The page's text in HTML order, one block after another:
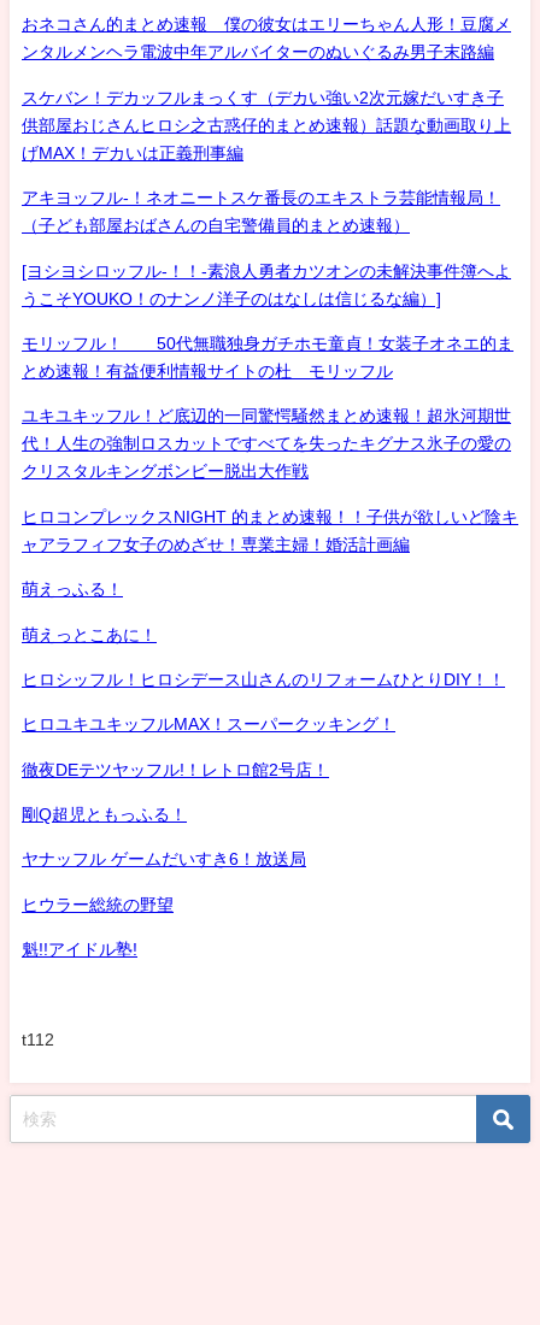
おネコさん的まとめ速報 僕の彼女はエリーちゃん人形！豆腐メ
ンタルメンヘラ電波中年アルバイターのぬいぐるみ男子末路編
スケバン！デカッフルまっくす（デカい強い2次元嫁だいすき子
供部屋おじさんヒロシ之古惑仔的まとめ速報）話題な動画取り上
げMAX！デカいは正義刑事編
アキヨッフル-！ネオニートスケ番長のエキストラ芸能情報局！
（子ども部屋おばさんの自宅警備員的まとめ速報）
[ヨシヨシロッフル-！！-素浪人勇者カツオンの未解決事件簿へよ
うこそYOUKO！のナンノ洋子のはなしは信じるな編）]
モリッフル！ 50代無職独身ガチホモ童貞！女装子オネエ的ま
とめ速報！有益便利情報サイトの杜 モリッフル
ユキユキッフル！ど底辺的一同驚愕騒然まとめ速報！超氷河期世
代！人生の強制ロスカットですべてを失ったキグナス氷子の愛の
クリスタルキングボンビー脱出大作戦
ヒロコンプレックスNIGHT 的まとめ速報！！子供が欲しいど陰キ
ャアラフィフ女子のめざせ！専業主婦！婚活計画編
萌えっふる！
萌えっとこあに！
ヒロシッフル！ヒロシデース山さんのリフォームひとりDIY！！
ヒロユキユキッフルMAX！スーパークッキング！
徹夜DEテツヤッフル!！レトロ館2号店！
剛Q超児ともっふる！
ヤナッフル ゲームだいすき6！放送局
ヒウラー総統の野望
魁!!アイドル塾!
t112